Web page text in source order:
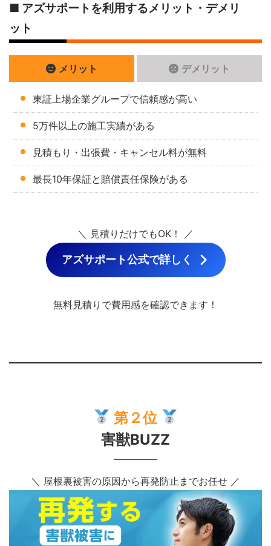
■ アズサポートを利用するメリット・デメリ
ット
メリット デメリット
東証上場企業グループで信頼感が高い
5万件以上の施工実績がある
見積もり・出張費・キャンセル料が無料
最長10年保証と賠償責任保険がある
＼ 見積りだけでもOK！ ／
アズサポート公式で詳しく
無料見積りで費用感を確認できます！
第２位
害獣BUZZ
＼ 屋根裏被害の原因から再発防止までお任せ ／